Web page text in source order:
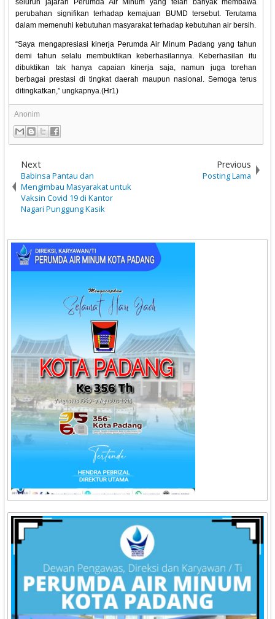
seluruh jajaran Perumda Air Minum yang telah banyak membawa
perubahan signifikan terhadap kemajuan BUMD tersebut. Terutama
dalam memenuhi kebutuhan masyarakat terhadap kebutuhan air bersih.
“Saya mengapresiasi kinerja Perumda Air Minum Padang yang tahun
demi tahun selalu membuktikan keberhasilannya. Keberhasilan itu
dibuktikan tak hanya capaian kinerja saja, namun juga torehan
berbagai prestasi di tingkat daerah maupun nasional. Semoga terus
ditingkatkan,” ungkapnya.(Hr1)
Anonim
Next
Babinsa Pantau dan
Mengimbau Masyarakat untuk
Vaksin Covid 19 di Kantor
Nagari Punggung Kasik
Previous
Posting Lama